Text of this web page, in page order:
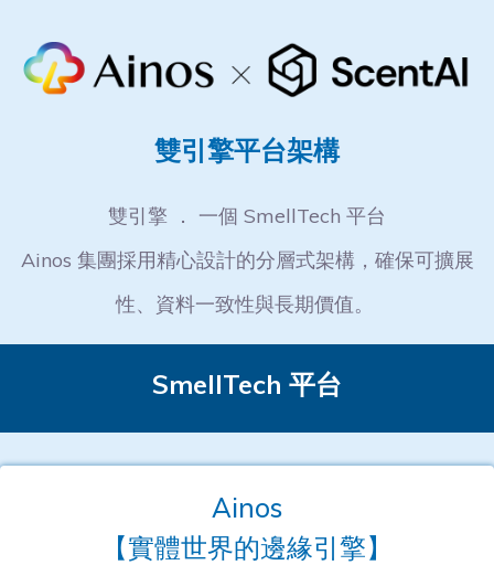
雙引擎平台架構
雙引擎 ． 一個 SmellTech 平台
Ainos 集團採用精心設計的分層式架構，確保可擴展
性、資料一致性與長期價值。
SmellTech 平台
Ainos
【實體世界的邊緣引擎】